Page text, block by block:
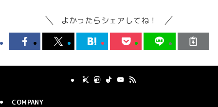
よかったらシェアしてね！
COMPANY